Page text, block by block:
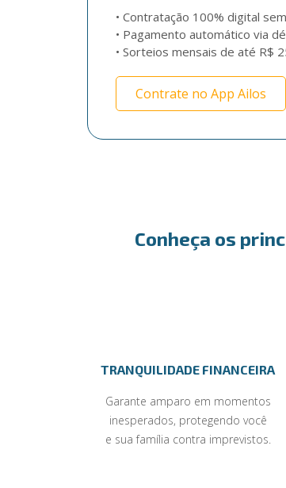
• Contratação 100% digital
• Pagamento automático via
• Sorteios mensais de até R$
Contrate no App Ailos
Conheça os
TRANQUILIDADE FINANCEIRA
Garante amparo em momentos
inesperados, protegendo você
e sua família contra imprevistos.